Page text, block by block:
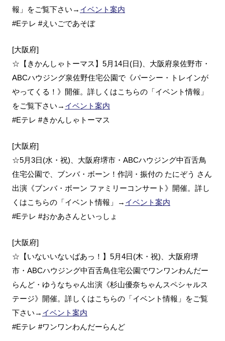
報」をご覧下さい→ イベント案内
#Eテレ #えいごであそぼ
[大阪府]
☆【きかんしゃトーマス】5月14日(日)、大阪府泉佐野市・
ABCハウジング泉佐野住宅公園で《パーシー・トレインが
やってくる！》開催。詳しくはこちらの「イベント情報」
をご覧下さい→ イベント案内
#Eテレ #きかんしゃトーマス
[大阪府]
☆5月3日(水・祝)、大阪府堺市・ABCハウジング中百舌鳥
住宅公園で、ブンバ・ボーン！作詞・振付の たにぞう さん
出演《ブンバ・ボーン ファミリーコンサート》開催。詳し
くはこちらの「イベント情報」→ イベント案内
#Eテレ #おかあさんといっしょ
[大阪府]
☆【いないいないばあっ！】5月4日(木・祝)、大阪府堺
市・ABCハウジング中百舌鳥住宅公園でワンワンわんだー
らんど・ゆうなちゃん出演《杉山優奈ちゃんスペシャルス
テージ》開催。詳しくはこちらの「イベント情報」をご覧
下さい→ イベント案内
#Eテレ #ワンワンわんだーらんど